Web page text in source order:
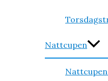
Nattcupen